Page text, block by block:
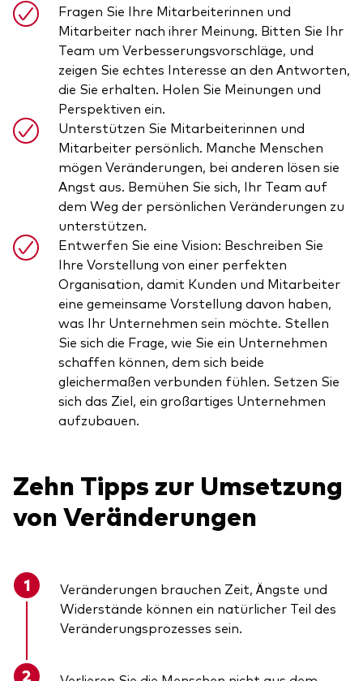
Fragen Sie Ihre Mitarbeiterinnen und
Mitarbeiter nach ihrer Meinung. Bitten Sie Ihr
Team um Verbesserungsvorschläge, und
zeigen Sie echtes Interesse an den Antworten,
die Sie erhalten. Holen Sie Meinungen und
Perspektiven ein.
Unterstützen Sie Mitarbeiterinnen und
Mitarbeiter persönlich. Manche Menschen
mögen Veränderungen, bei anderen lösen sie
Angst aus. Bemühen Sie sich, Ihr Team auf
dem Weg der persönlichen Veränderungen zu
unterstützen.
Entwerfen Sie eine Vision: Beschreiben Sie
Ihre Vorstellung von einer perfekten
Organisation, damit Kunden und Mitarbeiter
eine gemeinsame Vorstellung davon haben,
was Ihr Unternehmen sein möchte. Stellen
Sie sich die Frage, wie Sie ein Unternehmen
schaffen können, dem sich beide
gleichermaßen verbunden fühlen. Setzen Sie
sich das Ziel, ein großartiges Unternehmen
aufzubauen.
Zehn Tipps zur Umsetzung
von Veränderungen
Veränderungen brauchen Zeit, Ängste und
Widerstände können ein natürlicher Teil des
Veränderungsprozesses sein.